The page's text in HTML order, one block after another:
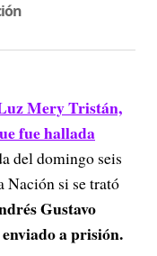
Mery Tristán,
fue hallada
del domingo seis
Nación si se trató
Gustavo
a prisión.